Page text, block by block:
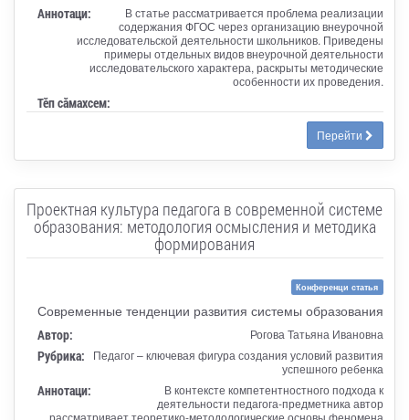
Аннотаци:
В статье рассматривается проблема реализации
содержания ФГОС через организацию внеурочной
исследовательской деятельности школьников. Приведены
примеры отдельных видов внеурочной деятельности
исследовательского характера, раскрыты методические
особенности их проведения.
Тӗп сӑмахсем:
Перейти
Проектная культура педагога в современной системе
образования: методология осмысления и методика
формирования
Конференци статья
Современные тенденции развития системы образования
Автор: Рогова Татьяна Ивановна
Рубрика:
Педагог – ключевая фигура создания условий развития
успешного ребенка
Аннотаци:
В контексте компетентностного подхода к
деятельности педагога-предметника автор
рассматривает теоретико-методологические основы феномена